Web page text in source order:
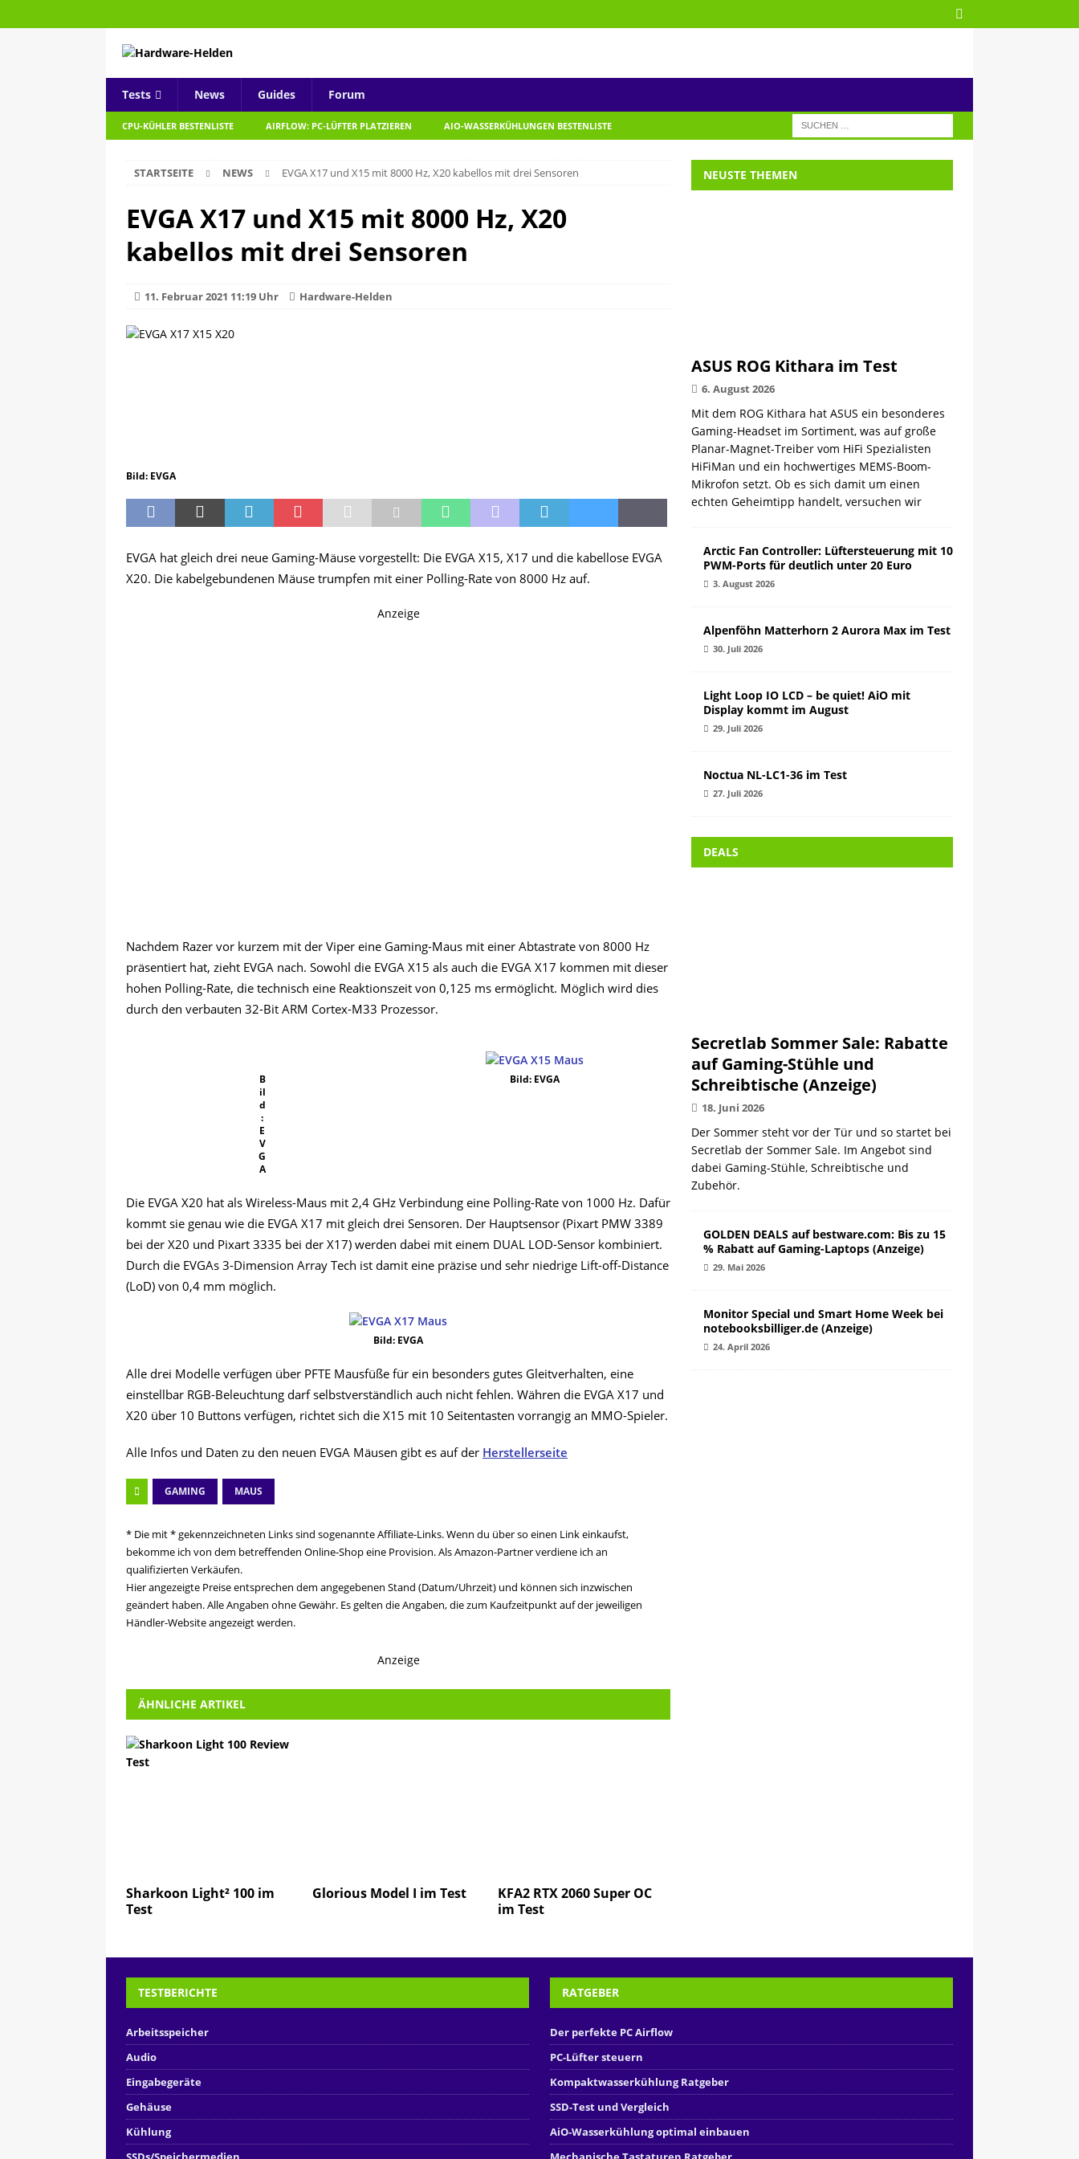
Tests News Guides Forum
CPU-KÜHLER BESTENLISTE AIRFLOW: PC-LÜFTER PLATZIEREN AIO-WASSERKÜHLUNGEN BESTENLISTE
STARTSEITE NEWS EVGA X17 und X15 mit 8000 Hz, X20 kabellos mit drei Sensoren
EVGA X17 und X15 mit 8000 Hz, X20
kabellos mit drei Sensoren
11. Februar 2021 11:19 Uhr Hardware-Helden
Bild: EVGA
EVGA hat gleich drei neue Gaming-Mäuse vorgestellt: Die EVGA X15, X17 und die kabellose EVGA
X20. Die kabelgebundenen Mäuse trumpfen mit einer Polling-Rate von 8000 Hz auf.
Anzeige
Nachdem Razer vor kurzem mit der Viper eine Gaming-Maus mit einer Abtastrate von 8000 Hz
präsentiert hat, zieht EVGA nach. Sowohl die EVGA X15 als auch die EVGA X17 kommen mit dieser
hohen Polling-Rate, die technisch eine Reaktionszeit von 0,125 ms ermöglicht. Möglich wird dies
durch den verbauten 32-Bit ARM Cortex-M33 Prozessor.
B
il
d
:
E
V
G
A
Bild: EVGA
Die EVGA X20 hat als Wireless-Maus mit 2,4 GHz Verbindung eine Polling-Rate von 1000 Hz. Dafür
kommt sie genau wie die EVGA X17 mit gleich drei Sensoren. Der Hauptsensor (Pixart PMW 3389
bei der X20 und Pixart 3335 bei der X17) werden dabei mit einem DUAL LOD-Sensor kombiniert.
Durch die EVGAs 3-Dimension Array Tech ist damit eine präzise und sehr niedrige Lift-off-Distance
(LoD) von 0,4 mm möglich.
Bild: EVGA
Alle drei Modelle verfügen über PFTE Mausfüße für ein besonders gutes Gleitverhalten, eine
einstellbar RGB-Beleuchtung darf selbstverständlich auch nicht fehlen. Währen die EVGA X17 und
X20 über 10 Buttons verfügen, richtet sich die X15 mit 10 Seitentasten vorrangig an MMO-Spieler.
Alle Infos und Daten zu den neuen EVGA Mäusen gibt es auf der Herstellerseite
GAMING MAUS
* Die mit * gekennzeichneten Links sind sogenannte Affiliate-Links. Wenn du über so einen Link einkaufst,
bekomme ich von dem betreffenden Online-Shop eine Provision. Als Amazon-Partner verdiene ich an
qualifizierten Verkäufen.
Hier angezeigte Preise entsprechen dem angegebenen Stand (Datum/Uhrzeit) und können sich inzwischen
geändert haben. Alle Angaben ohne Gewähr. Es gelten die Angaben, die zum Kaufzeitpunkt auf der jeweiligen
Händler-Website angezeigt werden.
Anzeige
ÄHNLICHE ARTIKEL
Sharkoon Light² 100 im
Test
Glorious Model I im Test
KFA2 RTX 2060 Super OC
im Test
NEUSTE THEMEN
ASUS ROG Kithara im Test
6. August 2026
Mit dem ROG Kithara hat ASUS ein besonderes
Gaming-Headset im Sortiment, was auf große
Planar-Magnet-Treiber vom HiFi Spezialisten
HiFiMan und ein hochwertiges MEMS-Boom-
Mikrofon setzt. Ob es sich damit um einen
echten Geheimtipp handelt, versuchen wir
Arctic Fan Controller: Lüftersteuerung mit 10
PWM-Ports für deutlich unter 20 Euro
3. August 2026
Alpenföhn Matterhorn 2 Aurora Max im Test
30. Juli 2026
Light Loop IO LCD – be quiet! AiO mit
Display kommt im August
29. Juli 2026
Noctua NL-LC1-36 im Test
27. Juli 2026
DEALS
Secretlab Sommer Sale: Rabatte
auf Gaming-Stühle und
Schreibtische (Anzeige)
18. Juni 2026
Der Sommer steht vor der Tür und so startet bei
Secretlab der Sommer Sale. Im Angebot sind
dabei Gaming-Stühle, Schreibtische und
Zubehör.
GOLDEN DEALS auf bestware.com: Bis zu 15
% Rabatt auf Gaming-Laptops (Anzeige)
29. Mai 2026
Monitor Special und Smart Home Week bei
notebooksbilliger.de (Anzeige)
24. April 2026
TESTBERICHTE
Arbeitsspeicher
Audio
Eingabegeräte
Gehäuse
Kühlung
RATGEBER
Der perfekte PC Airflow
PC-Lüfter steuern
Kompaktwasserkühlung Ratgeber
SSD-Test und Vergleich
AiO-Wasserkühlung optimal einbauen